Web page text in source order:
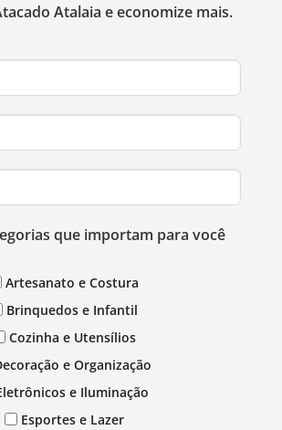
Atalaia e economize mais.
que importam para você
Artesanato e Costura
Brinquedos e Infantil
Cozinha e Utensílios
e Organização
e Iluminação
Esportes e Lazer